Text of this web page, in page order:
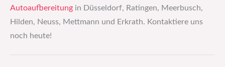
Autoaufbereitung in Düsseldorf, Ratingen, Meerbusch,
Hilden, Neuss, Mettmann und Erkrath. Kontaktiere uns
noch heute!